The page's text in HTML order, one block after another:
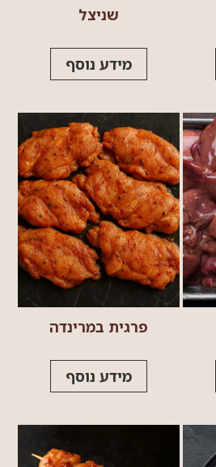
שניצל
מידע נוסף
פרגית במרינדה
מידע נוסף